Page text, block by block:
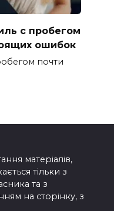
с пробегом
ошибок
почти
матеріалів,
тільки з
та з
на сторінку, з